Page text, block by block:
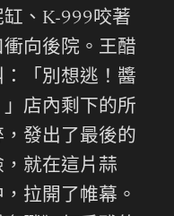
、K-999咬著
向後院。王醋
「別想逃！醬
店內剩下的所
發出了最後的
就在這片蒜
拉開了帷幕。